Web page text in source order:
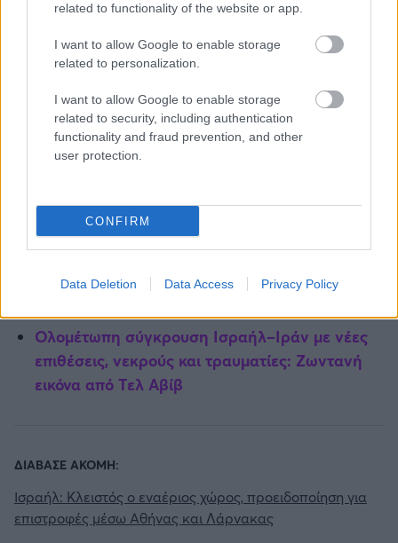
related to functionality of the website or app.
I want to allow Google to enable storage
related to personalization.
I want to allow Google to enable storage
related to security, including authentication
functionality and fraud prevention, and other
user protection.
CONFIRM
Data Deletion Data Access Privacy Policy
χειρουργείο του 14χρονου που πνίγηκε στον
Άραχθο: Ενός λεπτού σιγή από τους γιατρούς
(vid)
Καταφύγια πολέμου στην Ελλάδα: Πού
Ολομέτωπη σύγκρουση Ισραήλ–Ιράν με νέες
επιθέσεις, νεκρούς και τραυματίες: Ζωντανή
εικόνα από Τελ Αβίβ
ΔΙΑΒΑΣΕ ΑΚΟΜΗ:
Ισραήλ: Κλειστός ο εναέριος χώρος, προειδοποίηση για
επιστροφές μέσω Αθήνας και Λάρνακας